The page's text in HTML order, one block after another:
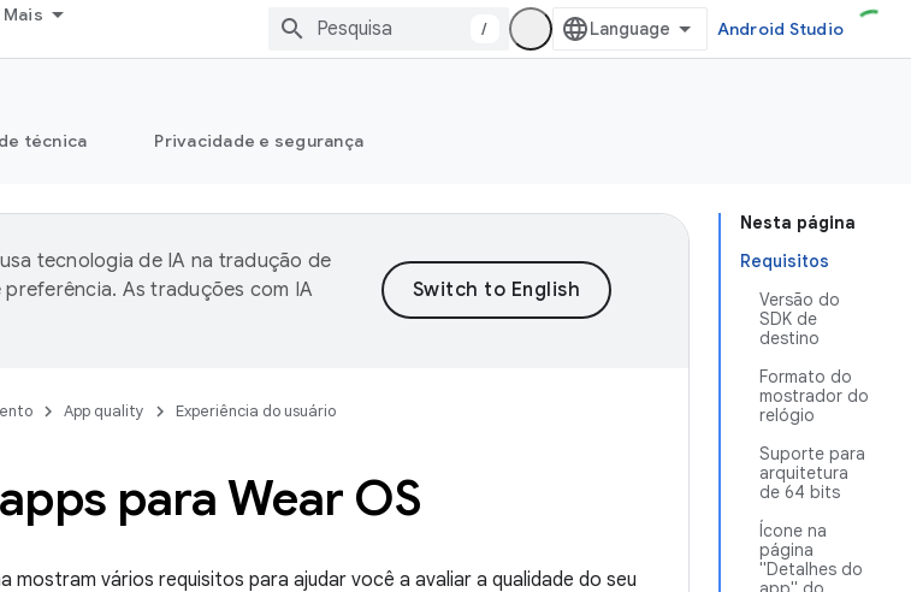
Mais
/ Android Studio
técnica Privacidade e segurança
Nesta página
Requisitos
Versão do
SDK de
destino
Formato do
mostrador do
relógio
Suporte para
arquitetura
de 64 bits
Ícone na
página
"Detalhes do
tecnologia de IA na tradução de
As traduções com IA
App quality Experiência do usuário
para Wear OS
mostram vários requisitos para ajudar você a avaliar a qualidade do seu